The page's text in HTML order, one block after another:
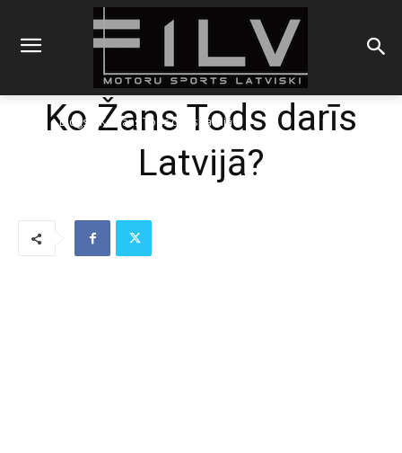
Blogs Ko Žans Tods darīs Latvijā?
Ko Žans Tods darīs
Latvijā?